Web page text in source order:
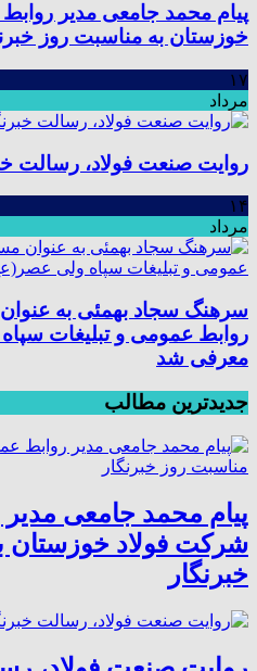
پیام محمد جامعی مدیر
خوزستان به مناسبت روز
۱۷
مرداد
روایت صنعت فولاد،‌ رسالت
۱۴
مرداد
سرهنگ سجاد بهمئی به
روابط عمومی و تبلیغات
معرفی شد
جدیدترین مطالب
پیام محمد جامعی
شرکت فولاد خوزستان
خبرنگار